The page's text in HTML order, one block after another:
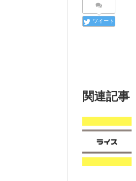
ツイート
関連記事